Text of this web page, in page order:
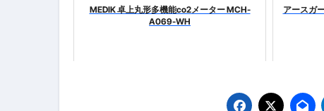
松前漬とは何か──北海道の海と
MEDIK 卓上丸形多機能co2メーター MCH-
A069-WH
アースガ